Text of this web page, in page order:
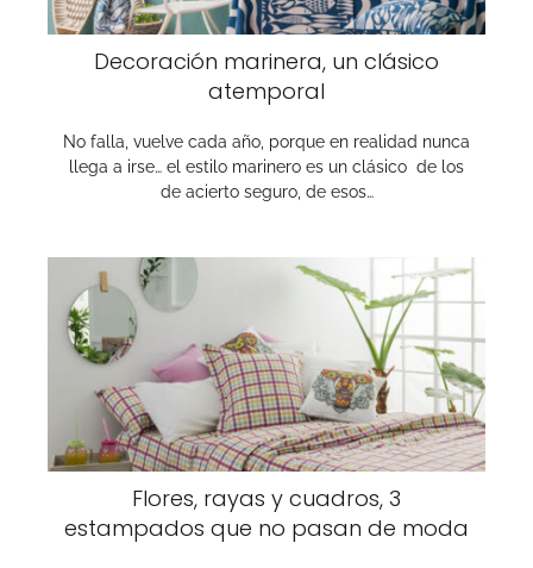
Decoración marinera, un clásico
atemporal
No falla, vuelve cada año, porque en realidad nunca
llega a irse… el estilo marinero es un clásico de los
de acierto seguro, de esos…
Flores, rayas y cuadros, 3
estampados que no pasan de moda